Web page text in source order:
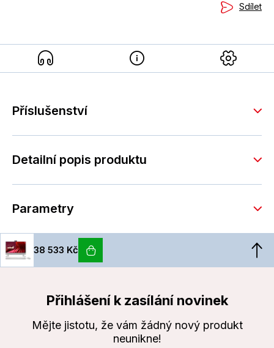
Sdílet
Příslušenství
Detailní popis produktu
Parametry
38 533 Kč
Přihlášení k zasílání novinek
Mějte jistotu, že vám žádný nový produkt
neunikne!